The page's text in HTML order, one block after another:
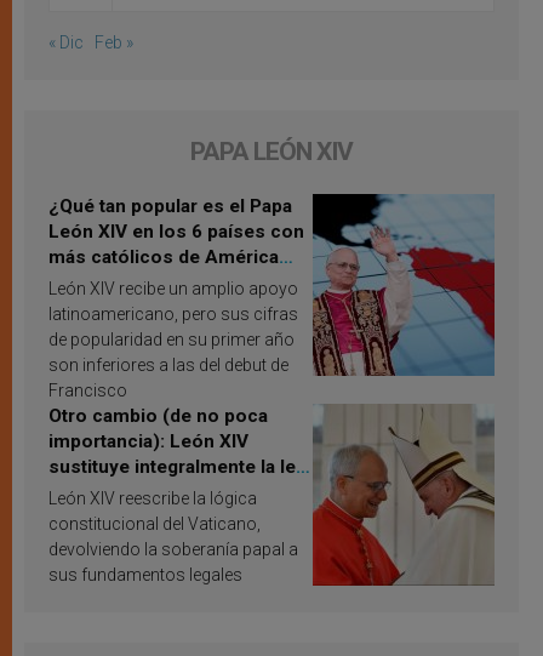
« Dic Feb »
PAPA LEÓN XIV
¿Qué tan popular es el Papa
León XIV en los 6 países con
más católicos de América
Latina en 2026? Publican
resultados de investigación
León XIV recibe un amplio apoyo
latinoamericano, pero sus cifras
de popularidad en su primer año
son inferiores a las del debut de
Francisco
Otro cambio (de no poca
importancia): León XIV
sustituye integralmente la ley
vaticana de Papa Francisco
León XIV reescribe la lógica
constitucional del Vaticano,
devolviendo la soberanía papal a
sus fundamentos legales